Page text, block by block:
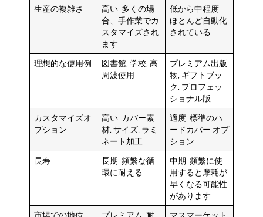
生産の複雑さ
高い; 多くの場
合、手作業でカ
スタマイズされ
ます
低から中程度;
ほとんど自動化
されている
理想的な使用例
図書館, 学校, 高
周波使用
プレミアム出版
物, ギフトブッ
ク, プロフェッ
ショナル版
カスタマイズオ
プション
高い; カバー素
材, サイズ, ラミ
ネート加工
適度; 標準のハ
ードカバー オプ
ション
長寿
長期; 頻繁な循
環に耐える
中期; 頻繁に使
用すると摩耗が
早くなる可能性
があります